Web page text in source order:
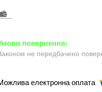
не передбачено